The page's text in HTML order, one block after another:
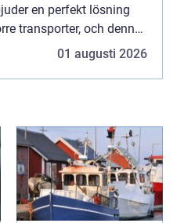
en perfekt lösning
transporter, och denna
01 augusti 2026